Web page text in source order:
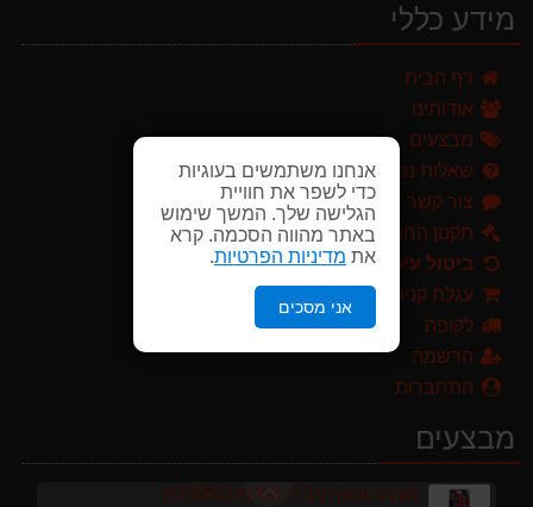
אנחנו משתמשים בעוגיות
כדי לשפר את חוויית
הגלישה שלך. המשך שימוש
באתר מהווה הסכמה. קרא
את מדיניות הפרטיות.
אני מסכים
מידע כללי
דף הבית
אודותינו
מבצעים
שאלות נפוצות
צור קשר
תקנון החנות
ביטול עיסקה
עגלת קניות
לקופה
הרשמה
התחברות
מבצעים
179.00 ₪
499.00 ₪
999.00 ₪
119.00 ₪
589.00 ₪
299.00 ₪
מברג נטען היברו HYBRO H300
179.00 ₪